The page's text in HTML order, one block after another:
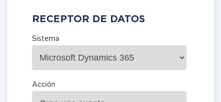
RECEPTOR DE DATOS
Sistema
Acción